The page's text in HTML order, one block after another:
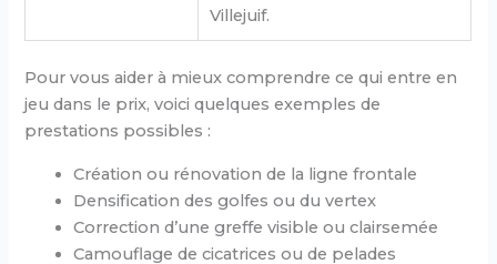
Villejuif.
Pour vous aider à mieux comprendre ce qui entre en
jeu dans le prix, voici quelques exemples de
prestations possibles :
Création ou rénovation de la ligne frontale
Densification des golfes ou du vertex
Correction d’une greffe visible ou clairsemée
Camouflage de cicatrices ou de pelades